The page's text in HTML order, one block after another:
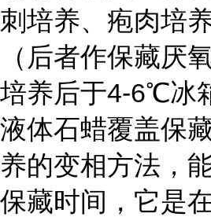
刺培养、疱肉培
（后者作保藏厌
培养后于4-6℃冰
液体石蜡覆盖保
养的变相方法，
保藏时间，它是